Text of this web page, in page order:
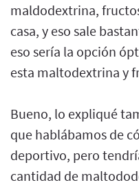
maldodextrina,
casa, y eso sale
eso sería la opción
esta maltodextrina y
Bueno, lo expliqué
que hablábamos de
deportivo, pero
cantidad de